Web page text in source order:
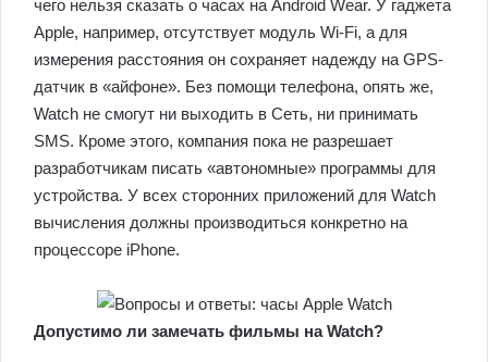
чего нельзя сказать о часах на Android Wear. У гаджета
Apple, например, отсутствует модуль Wi-Fi, а для
измерения расстояния он сохраняет надежду на GPS-
датчик в «айфоне». Без помощи телефона, опять же,
Watch не смогут ни выходить в Сеть, ни принимать
SMS. Кроме этого, компания пока не разрешает
разработчикам писать «автономные» программы для
устройства. У всех сторонних приложений для Watch
вычисления должны производиться конкретно на
процессоре iPhone.
Допустимо ли замечать фильмы на Watch?